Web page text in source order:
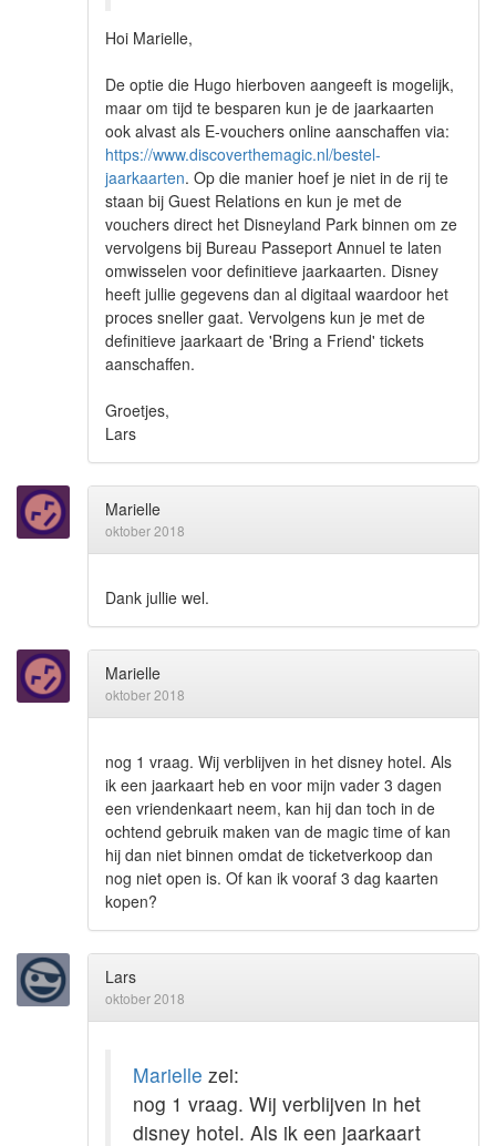
Hoi Marielle,
De optie die Hugo hierboven aangeeft is mogelijk,
maar om tijd te besparen kun je de jaarkaarten
ook alvast als E-vouchers online aanschaffen via:
https://www.discoverthemagic.nl/bestel-
jaarkaarten. Op die manier hoef je niet in de rij te
staan bij Guest Relations en kun je met de
vouchers direct het Disneyland Park binnen om ze
vervolgens bij Bureau Passeport Annuel te laten
omwisselen voor definitieve jaarkaarten. Disney
heeft jullie gegevens dan al digitaal waardoor het
proces sneller gaat. Vervolgens kun je met de
definitieve jaarkaart de 'Bring a Friend' tickets
aanschaffen.
Groetjes,
Lars
Marielle
oktober 2018
Dank jullie wel.
Marielle
oktober 2018
nog 1 vraag. Wij verblijven in het disney hotel. Als
ik een jaarkaart heb en voor mijn vader 3 dagen
een vriendenkaart neem, kan hij dan toch in de
ochtend gebruik maken van de magic time of kan
hij dan niet binnen omdat de ticketverkoop dan
nog niet open is. Of kan ik vooraf 3 dag kaarten
kopen?
Lars
oktober 2018
Marielle zei:
nog 1 vraag. Wij verblijven in het
disney hotel. Als ik een jaarkaart